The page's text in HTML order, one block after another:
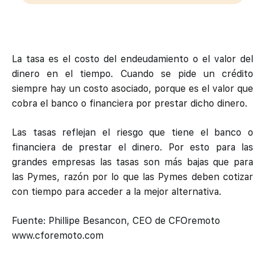
La tasa es el costo del endeudamiento o el valor del
dinero en el tiempo. Cuando se pide un crédito
siempre hay un costo asociado, porque es el valor que
cobra el banco o financiera por prestar dicho dinero.
Las tasas reflejan el riesgo que tiene el banco o
financiera de prestar el dinero. Por esto para las
grandes empresas las tasas son más bajas que para
las Pymes, razón por lo que las Pymes deben cotizar
con tiempo para acceder a la mejor alternativa.
Fuente: Phillipe Besancon, CEO de CFOremoto
www.cforemoto.com